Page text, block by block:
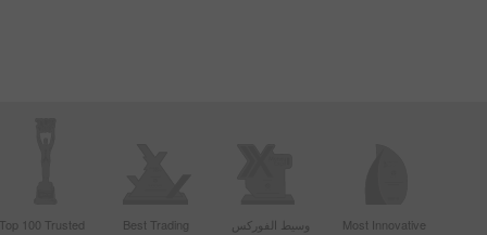
Most Innovative
وسيط الفوركس
Best Trading
Top 100 Trusted